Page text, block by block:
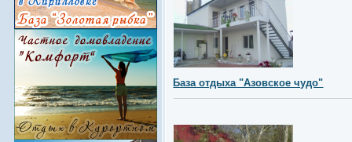
База отдыха "Азовское чудо"